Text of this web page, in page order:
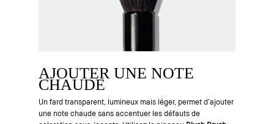
AJOUTER UNE NOTE
CHAUDE
Un fard transparent, lumineux mais léger, permet d’ajouter
une note chaude sans accentuer les défauts de